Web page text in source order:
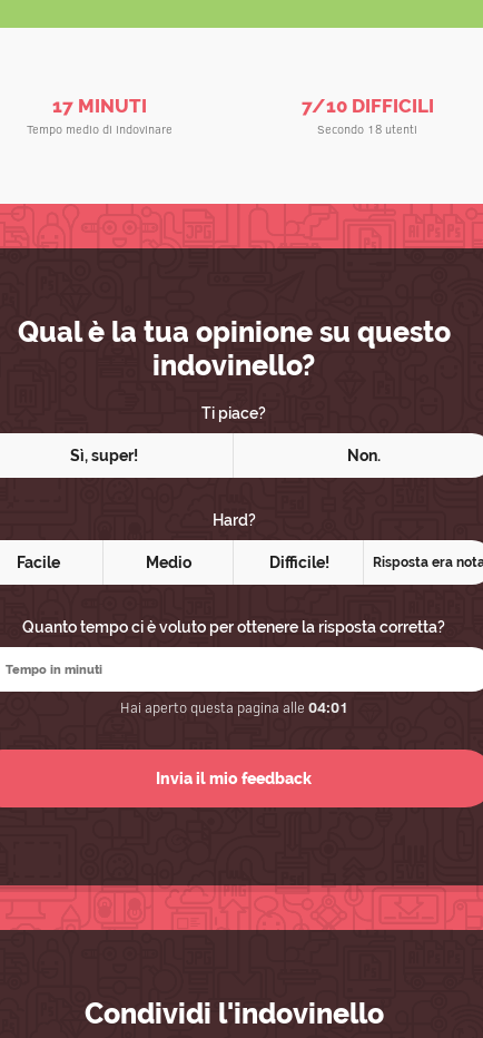
Qual è la tua opinione su questo
indovinello?
Ti piace?
Sì, super! Non.
Hard?
Facile Medio Difficile! Risposta era
Quanto tempo ci è voluto per ottenere la risposta corretta?
Hai aperto questa pagina alle 04:01
Condividi l'indovinello
17 MINUTI
Tempo medio di indovinare
7/10 DIFFICILI
Secondo 18 utenti